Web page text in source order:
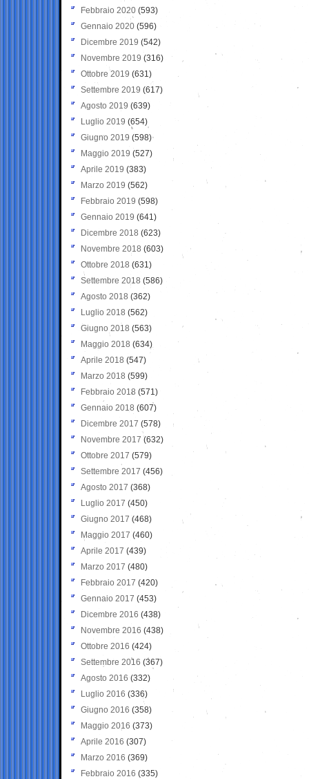
Febbraio 2020 (593)
Gennaio 2020 (596)
Dicembre 2019 (542)
Novembre 2019 (316)
Ottobre 2019 (631)
Settembre 2019 (617)
Agosto 2019 (639)
Luglio 2019 (654)
Giugno 2019 (598)
Maggio 2019 (527)
Aprile 2019 (383)
Marzo 2019 (562)
Febbraio 2019 (598)
Gennaio 2019 (641)
Dicembre 2018 (623)
Novembre 2018 (603)
Ottobre 2018 (631)
Settembre 2018 (586)
Agosto 2018 (362)
Luglio 2018 (562)
Giugno 2018 (563)
Maggio 2018 (634)
Aprile 2018 (547)
Marzo 2018 (599)
Febbraio 2018 (571)
Gennaio 2018 (607)
Dicembre 2017 (578)
Novembre 2017 (632)
Ottobre 2017 (579)
Settembre 2017 (456)
Agosto 2017 (368)
Luglio 2017 (450)
Giugno 2017 (468)
Maggio 2017 (460)
Aprile 2017 (439)
Marzo 2017 (480)
Febbraio 2017 (420)
Gennaio 2017 (453)
Dicembre 2016 (438)
Novembre 2016 (438)
Ottobre 2016 (424)
Settembre 2016 (367)
Agosto 2016 (332)
Luglio 2016 (336)
Giugno 2016 (358)
Maggio 2016 (373)
Aprile 2016 (307)
Marzo 2016 (369)
Febbraio 2016 (335)